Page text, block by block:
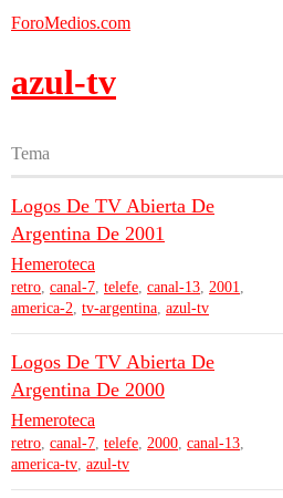
ForoMedios.com
azul-tv
Tema
Logos De TV Abierta De
Argentina De 2001
Hemeroteca
retro, canal-7, telefe, canal-13, 2001,
america-2, tv-argentina, azul-tv
Logos De TV Abierta De
Argentina De 2000
Hemeroteca
retro, canal-7, telefe, 2000, canal-13,
america-tv, azul-tv